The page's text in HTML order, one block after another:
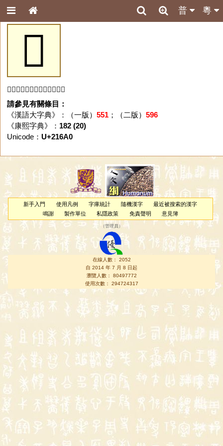
粵
普
𡚠
「𡚠」字未收錄於本資料庫。
請參見有關條目：
《漢語大字典》：（一版） 551；（二版） 596
《康熙字典》： 182 (20)
Unicode： U+216A0
新手入門 使用凡例 字庫統計 隨機漢字
最近被搜索的漢字
鳴謝
製作單位 私隱政策 免責聲明 意見簿
（管理員 ）
在線人數： 2052
自 2014 年 7 月 8 日起
瀏覽人數： 80497772
使用次數： 294724317